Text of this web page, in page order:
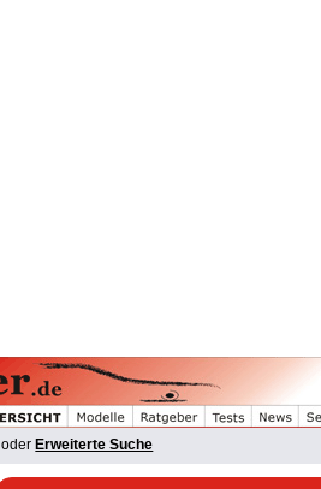
oder Erweiterte Suche